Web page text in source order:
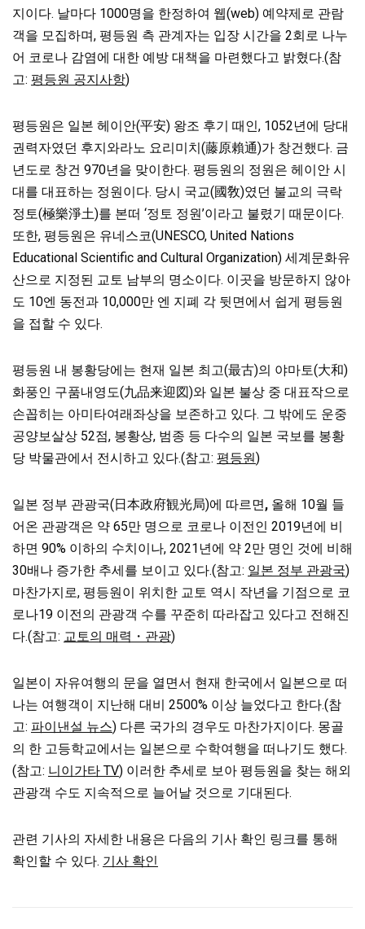
지이다. 날마다 1000명을 한정하여 웹(web) 예약제로 관람
객을 모집하며, 평등원 측 관계자는 입장 시간을 2회로 나누
어 코로나 감염에 대한 예방 대책을 마련했다고 밝혔다.(참
고: 평등원 공지사항)
평등원은 일본 헤이안(平安) 왕조 후기 때인, 1052년에 당대
권력자였던 후지와라노 요리미치(藤原賴通)가 창건했다. 금
년도로 창건 970년을 맞이한다. 평등원의 정원은 헤이안 시
대를 대표하는 정원이다. 당시 국교(國敎)였던 불교의 극락
정토(極樂淨土)를 본떠 ‘정토 정원’이라고 불렸기 때문이다.
또한, 평등원은 유네스코(UNESCO, United Nations
Educational Scientific and Cultural Organization) 세계문화유
산으로 지정된 교토 남부의 명소이다. 이곳을 방문하지 않아
도 10엔 동전과 10,000만 엔 지폐 각 뒷면에서 쉽게 평등원
을 접할 수 있다.
평등원 내 봉황당에는 현재 일본 최고(最古)의 야마토(大和)
화풍인 구품내영도(九品来迎図)와 일본 불상 중 대표작으로
손꼽히는 아미타여래좌상을 보존하고 있다. 그 밖에도 운중
공양보살상 52점, 봉황상, 범종 등 다수의 일본 국보를 봉황
당 박물관에서 전시하고 있다.(참고: 평등원)
일본 정부 관광국(日本政府観光局)에 따르면, 올해 10월 들
어온 관광객은 약 65만 명으로 코로나 이전인 2019년에 비
하면 90% 이하의 수치이나, 2021년에 약 2만 명인 것에 비해
30배나 증가한 추세를 보이고 있다.(참고: 일본 정부 관광국)
마찬가지로, 평등원이 위치한 교토 역시 작년을 기점으로 코
로나19 이전의 관광객 수를 꾸준히 따라잡고 있다고 전해진
다.(참고: 교토의 매력・관광)
일본이 자유여행의 문을 열면서 현재 한국에서 일본으로 떠
나는 여행객이 지난해 대비 2500% 이상 늘었다고 한다.(참
고: 파이낸설 뉴스) 다른 국가의 경우도 마찬가지이다. 몽골
의 한 고등학교에서는 일본으로 수학여행을 떠나기도 했다.
(참고: 니이가타 TV) 이러한 추세로 보아 평등원을 찾는 해외
관광객 수도 지속적으로 늘어날 것으로 기대된다.
관련 기사의 자세한 내용은 다음의 기사 확인 링크를 통해
확인할 수 있다. 기사 확인